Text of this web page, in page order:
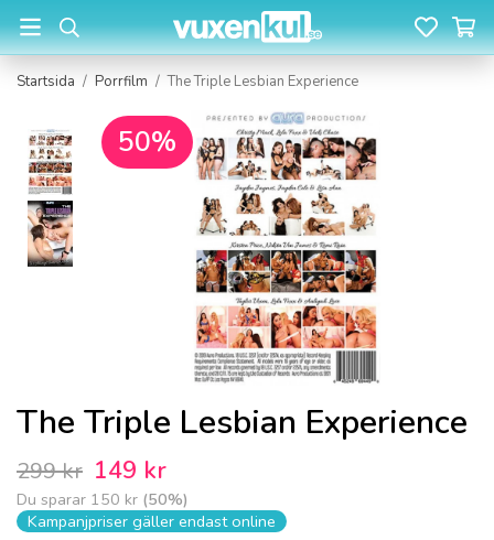
Startsida / Porrfilm / The Triple Lesbian Experience
50%
The Triple Lesbian Experience
299 kr 149 kr
Du sparar 150 kr (50%)
Kampanjpriser gäller endast online